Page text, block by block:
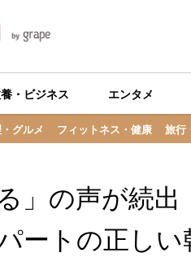
グルメ フィットネス・健康 旅行
・ビジネス エンタメ
る」の声が続
ートの正し